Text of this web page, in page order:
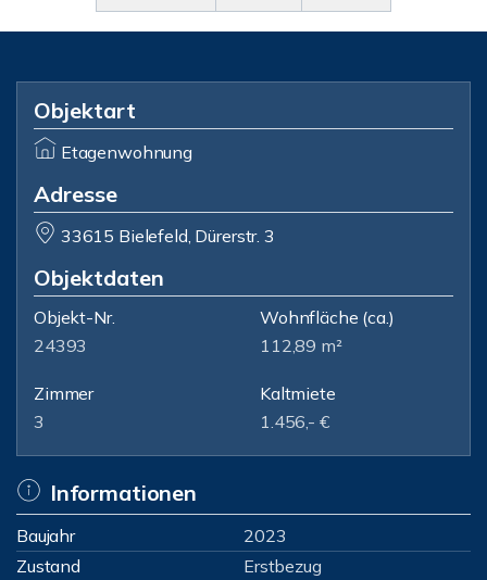
Objektart
Etagenwohnung
Adresse
33615 Bielefeld, Dürerstr. 3
Objektdaten
Objekt-Nr.
24393
Wohnfläche (ca.)
112,89 m²
Zimmer
3
Kaltmiete
1.456,- €
Informationen
Baujahr
2023
Zustand
Erstbezug